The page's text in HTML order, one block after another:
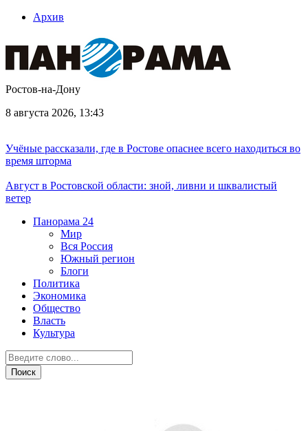
Архив
Ростов-на-Дону
8 августа 2026, 13:43
Учёные рассказали, где в Ростове опаснее всего находиться во
время шторма
Август в Ростовской области: зной, ливни и шквалистый
ветер
Панорама 24
Мир
Вся Россия
Южный регион
Блоги
Политика
Экономика
Общество
Власть
Культура